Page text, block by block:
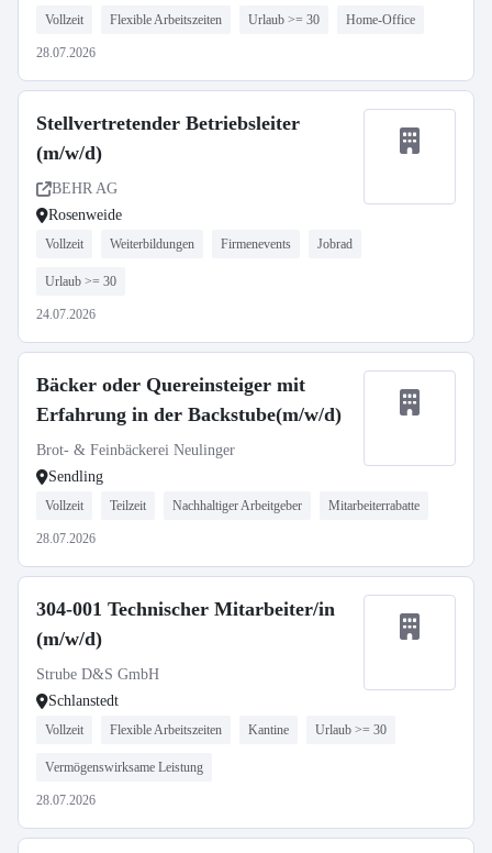
Vollzeit Flexible Arbeitszeiten Urlaub >= 30 Home-Office
28.07.2026
Stellvertretender Betriebsleiter
(m/w/d)
BEHR AG
Rosenweide
Vollzeit Weiterbildungen Firmenevents Jobrad
Urlaub >= 30
24.07.2026
Bäcker oder Quereinsteiger mit
Erfahrung in der Backstube(m/w/d)
Brot- & Feinbäckerei Neulinger
Sendling
Vollzeit Teilzeit Nachhaltiger Arbeitgeber Mitarbeiterrabatte
28.07.2026
304-001 Technischer Mitarbeiter/in
(m/w/d)
Strube D&S GmbH
Schlanstedt
Vollzeit Flexible Arbeitszeiten Kantine Urlaub >= 30
Vermögenswirksame Leistung
28.07.2026